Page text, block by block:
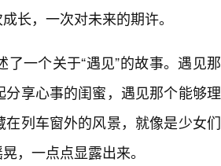
长，一次对未来的期许。
一个关于“遇见”的故事。遇见那
享心事的闺蜜，遇见那个能够理
列车窗外的风景，就像是少女们
，一点点显露出来。